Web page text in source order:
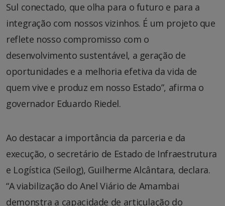
Sul conectado, que olha para o futuro e para a
integração com nossos vizinhos. É um projeto que
reflete nosso compromisso com o
desenvolvimento sustentável, a geração de
oportunidades e a melhoria efetiva da vida de
quem vive e produz em nosso Estado”, afirma o
governador Eduardo Riedel.
Ao destacar a importância da parceria e da
execução, o secretário de Estado de Infraestrutura
e Logística (Seilog), Guilherme Alcântara, declara.
“A viabilização do Anel Viário de Amambai
demonstra a capacidade de articulação do